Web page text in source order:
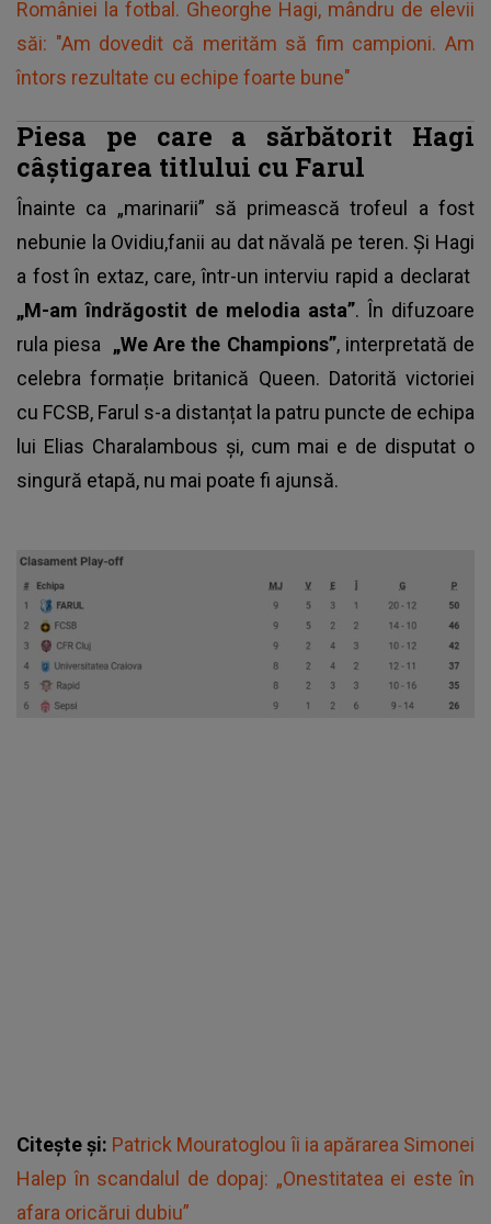
României la fotbal. Gheorghe Hagi, mândru de elevii
săi: "Am dovedit că merităm să fim campioni. Am
întors rezultate cu echipe foarte bune"
Piesa pe care a sărbătorit Hagi
câștigarea titlului cu Farul
Înainte ca „marinarii” să primească trofeul a fost
nebunie la Ovidiu,fanii au dat năvală pe teren. Și Hagi
a fost în extaz, care, într-un interviu rapid a declarat
„M-am îndrăgostit de melodia asta”. În difuzoare
rula piesa „We Are the Champions”, interpretată de
celebra formație britanică Queen. Datorită victoriei
cu FCSB, Farul s-a distanțat la patru puncte de echipa
lui Elias Charalambous și, cum mai e de disputat o
singură etapă, nu mai poate fi ajunsă.
Citește și: Patrick Mouratoglou îi ia apărarea Simonei
Halep în scandalul de dopaj: „Onestitatea ei este în
afara oricărui dubiu”